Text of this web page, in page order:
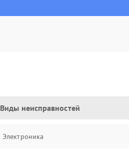
Виды неисправностей
Электроника